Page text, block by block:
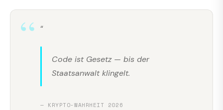
“
Code ist Gesetz — bis der
Staatsanwalt klingelt.
— KRYPTO-WAHRHEIT 2026